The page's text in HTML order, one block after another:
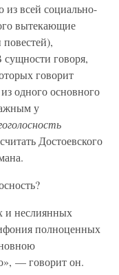
из всей социально-
вытекающие
говоря,
говорит
одного основного
у
Достоевского
и неслиянных
полноценных
— говорит он.